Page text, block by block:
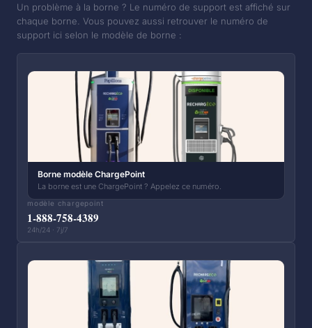
Un problème à la borne ? Le numéro de support est affiché sur
chaque borne. Vous pouvez aussi retrouver le numéro de
support ici selon le modèle de borne :
Borne modèle ChargePoint
La borne est une ChargePoint ? Appelez ce numéro.
modèle chargepoint
1-888-758-4389
24h/24 · 7j/7